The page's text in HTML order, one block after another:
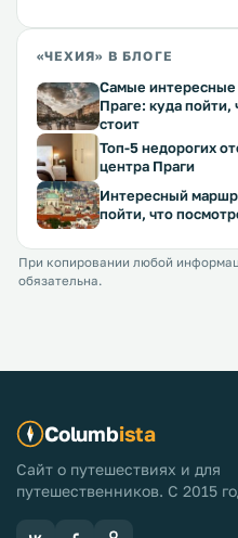
«ЧЕХИЯ» В БЛОГЕ
Самые интересные
Праге: куда пойти,
стоит
Топ-5 недорогих
центра Праги
Интересный
пойти, что
При копировании любой
обязательна.
Columbista
Сайт о путешествиях и для
путешественников. С 2015